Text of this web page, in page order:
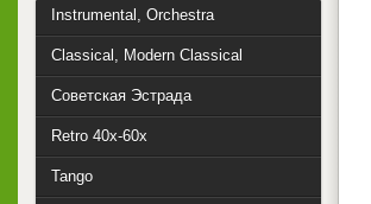
Instrumental, Orchestra
Classical, Modern Classical
Советская Эстрада
Retro 40x-60x
Tango